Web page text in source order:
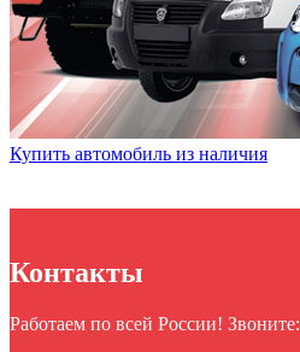
Купить автомобиль из наличия
Контакты
Работаем по всей России! Звоните: